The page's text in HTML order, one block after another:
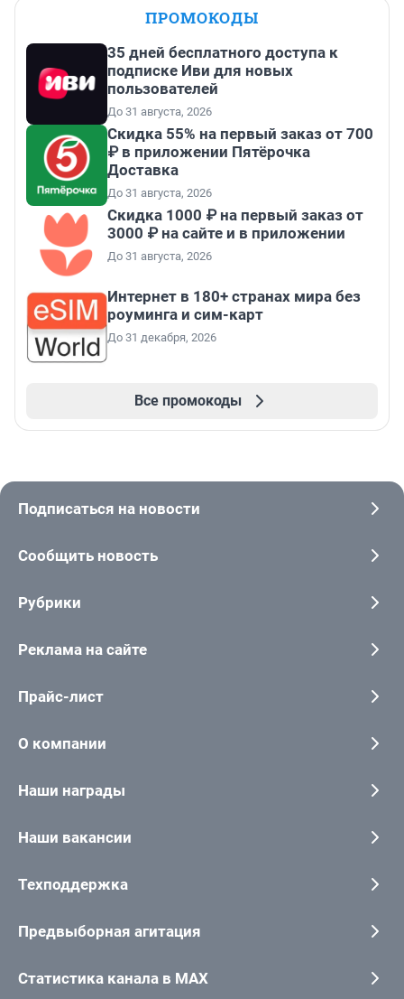
ПРОМОКОДЫ
35 дней бесплатного доступа к
подписке Иви для новых
пользователей
До 31 августа, 2026
Скидка 55% на первый заказ от 700
₽ в приложении Пятёрочка
Доставка
До 31 августа, 2026
Скидка 1000 ₽ на первый заказ от
3000 ₽ на сайте и в приложении
До 31 августа, 2026
Интернет в 180+ странах мира без
роуминга и сим-карт
До 31 декабря, 2026
Все промокоды
Подписаться на новости
Сообщить новость
Рубрики
Реклама на сайте
Прайс-лист
О компании
Наши награды
Наши вакансии
Техподдержка
Предвыборная агитация
Статистика канала в MAX